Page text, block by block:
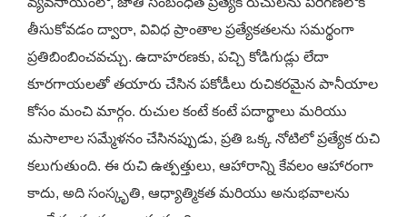
తీసుకోవడం ద్వారా, వివిధ ప్రాంతాల ప్రత్యేకతలను సమర్థంగా
ప్రతిబింబించవచ్చు. ఉదాహరణకు, పచ్చి కోడిగుడ్లు లేదా
కూరగాయలతో తయారు చేసిన పకోడీలు రుచికరమైన పానీయాల
కోసం మంచి మార్గం. రుచుల కంటే కంటే పదార్థాలు మరియు
మసాలాల సమ్మేళనం చేసినప్పుడు, ప్రతి ఒక్క నోటిలో ప్రత్యేక రుచి
కలుగుతుంది. ఈ రుచి ఉత్పత్తులు, ఆహారాన్ని కేవలం ఆహారంగా
కాదు, అది సంస్కృతి, ఆధ్యాత్మికత మరియు అనుభవాలను